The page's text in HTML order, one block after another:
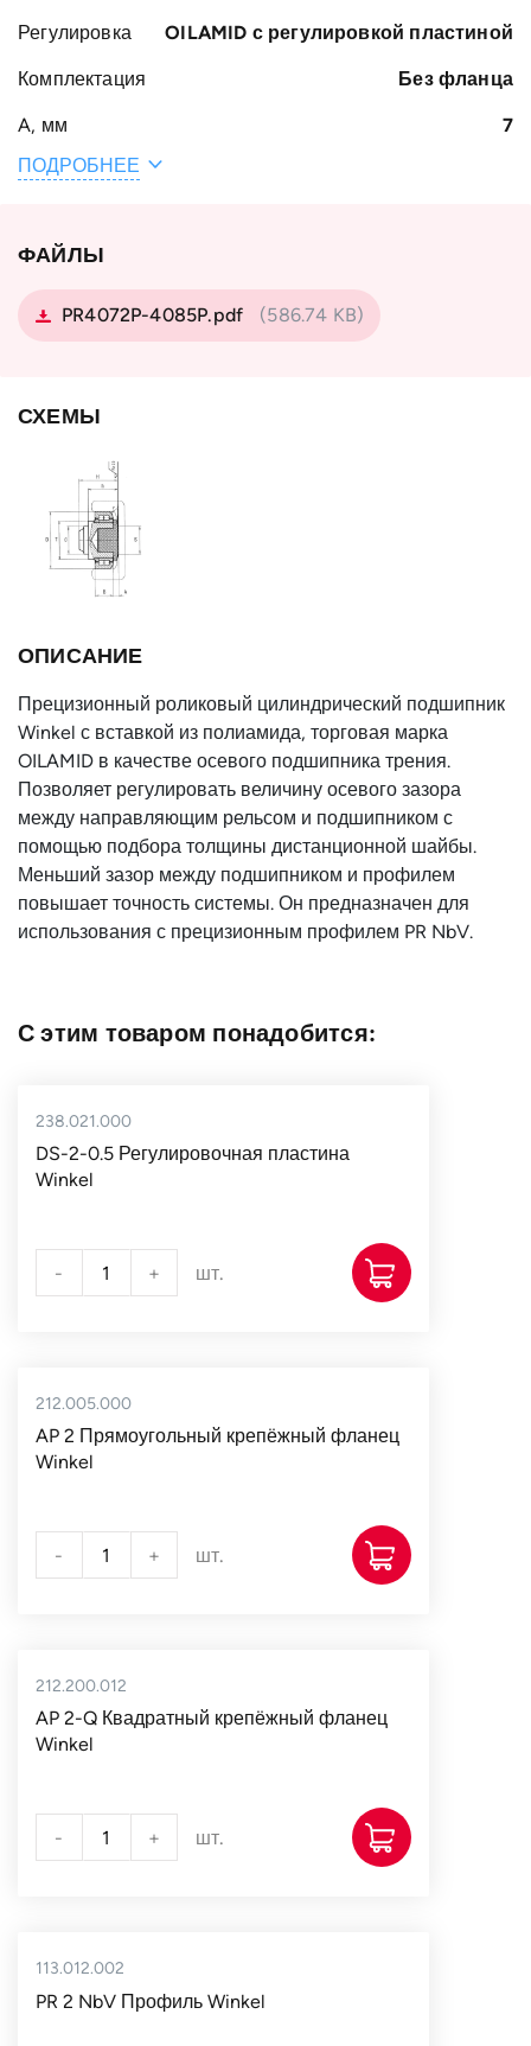
Регулировка OILAMID с регулировкой пластиной
Комплектация Без фланца
A, мм 7
Общая ширина
Вес, кг
Ширина S, мм
B, мм
подшипника D,
Тип профиля
Тип
подшипника
диаметр d, мм
Ширина без
цапфы h, мм
T, мм
Страна Германия
ПОДРОБНЕЕ
ФАЙЛЫ
PR4072P-4085P.pdf (586.74 KB)
СХЕМЫ
ОПИСАНИЕ
Прецизионный роликовый цилиндрический подшипник
Winkel с вставкой из полиамида, торговая марка
OILAMID в качестве осевого подшипника трения.
Позволяет регулировать величину осевого зазора
между направляющим рельсом и подшипником с
помощью подбора толщины дистанционной шайбы.
Меньший зазор между подшипником и профилем
повышает точность системы. Он предназначен для
использования с прецизионным профилем PR NbV.
С этим товаром понадобится:
238.021.000
DS-2-0.5 Регулировочная пластина
Winkel
- + шт.
212.005.000
AP 2 Прямоугольный крепёжный фланец
Winkel
- + шт.
212.200.012
AP 2-Q Квадратный крепёжный фланец
Winkel
- + шт.
113.012.002
PR 2 NbV Профиль Winkel